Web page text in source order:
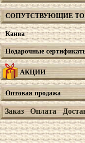
СОПУТСТВУЮЩИЕ
Канва
Подарочные
АКЦИИ
Оптовая продажа
Заказ Оплата